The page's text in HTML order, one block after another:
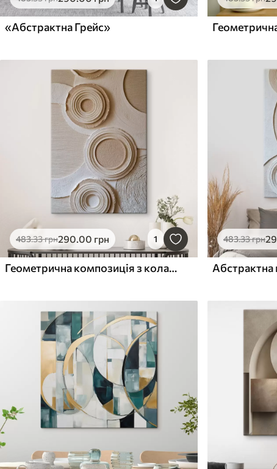
«Абстрактна Грейс»
483.33грн290.00 грн 1
Геометрична композиція з колами та ефектом рельєфу
483.33грн